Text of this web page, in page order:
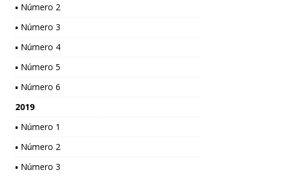
▪ Número 2
▪ Número 3
▪ Número 4
▪ Número 5
▪ Número 6
2019
▪ Número 1
▪ Número 2
▪ Número 3